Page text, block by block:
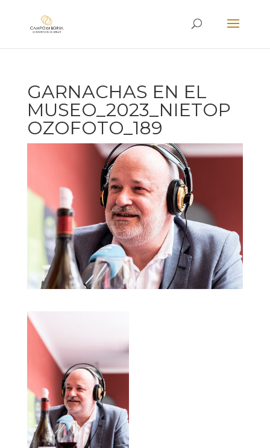
GARNACHAS EN EL
MUSEO_2023_NIETOP
OZOFOTO_189